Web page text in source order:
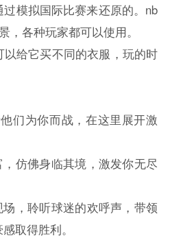
模拟国际比赛来还原的。nb
，各种玩家都可以使用。
给它买不同的衣服，玩的时
们为你而战，在这里展开激
仿佛身临其境，激发你无尽
，聆听球迷的欢呼声，带领
取得胜利。